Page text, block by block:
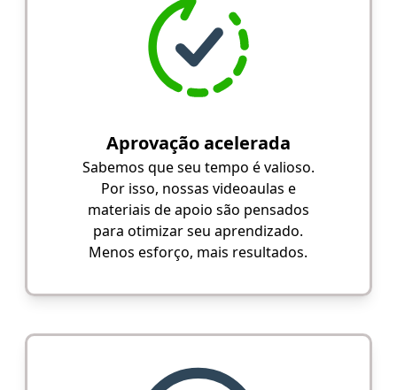
Aprovação acelerada
Sabemos que seu tempo é valioso.
Por isso, nossas videoaulas e
materiais de apoio são pensados
para otimizar seu aprendizado.
Menos esforço, mais resultados.